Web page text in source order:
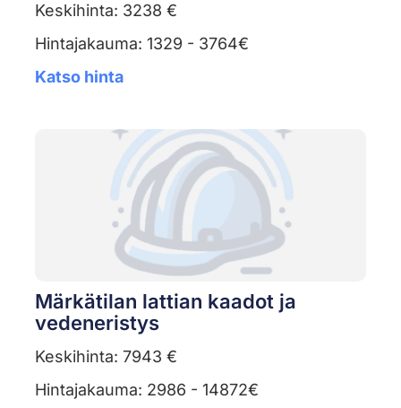
Keskihinta: 3238 €
Hintajakauma: 1329 - 3764€
Katso hinta
Märkätilan lattian kaadot ja
vedeneristys
Keskihinta: 7943 €
Hintajakauma: 2986 - 14872€